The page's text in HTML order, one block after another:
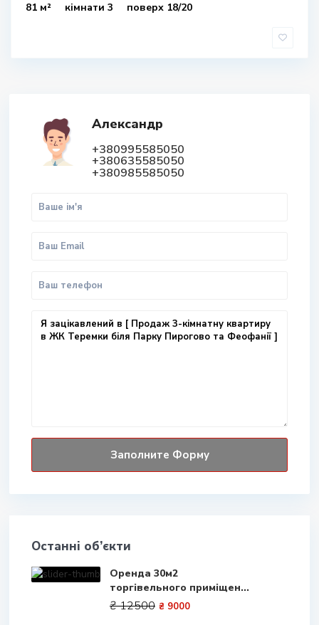
81 м² кімнати 3 поверх 18/20
Александр
+380995585050
+380635585050
+380985585050
Останні об’єкти
Оренда 30м2
торгівельного приміщен...
₴ 12500 ₴ 9000